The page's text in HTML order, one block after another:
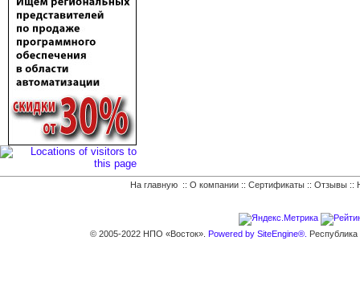
На главную :: О компании :: Сертификаты :: Отзывы ::
© 2005-2022 НПО «Восток». Powered by SiteEngine®.